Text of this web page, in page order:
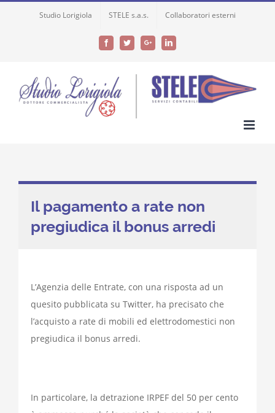
Studio Lorigiola STELE s.a.s. Collaboratori esterni
FacebookTwitterGoogle+LinkedIn
Il pagamento a rate non
pregiudica il bonus arredi
L’Agenzia delle Entrate, con una risposta ad un
quesito pubblicata su Twitter, ha precisato che
l’acquisto a rate di mobili ed elettrodomestici non
pregiudica il bonus arredi.
In particolare, la detrazione IRPEF del 50 per cento